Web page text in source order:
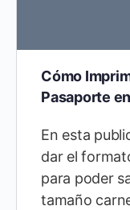
Cómo
Pasaporte
En esta
dar el
para poder
tamaño